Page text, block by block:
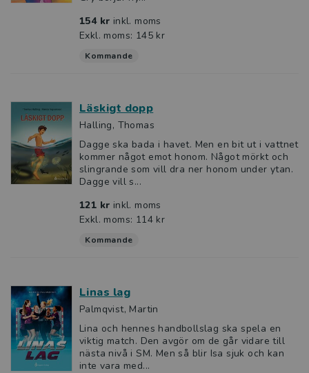
154 kr inkl. moms
Exkl. moms: 145 kr
Kommande
Läskigt dopp
Halling, Thomas
Dagge ska bada i havet. Men en bit ut i vattnet
kommer något emot honom. Något mörkt och
slingrande som vill dra ner honom under ytan.
Dagge vill s...
121 kr inkl. moms
Exkl. moms: 114 kr
Kommande
Linas lag
Palmqvist, Martin
Lina och hennes handbollslag ska spela en
viktig match. Den avgör om de går vidare till
nästa nivå i SM. Men så blir Isa sjuk och kan
inte vara med...